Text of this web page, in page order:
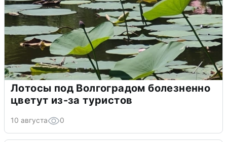
Лотосы под Волгоградом болезненно
цветут из-за туристов
10 августа 0